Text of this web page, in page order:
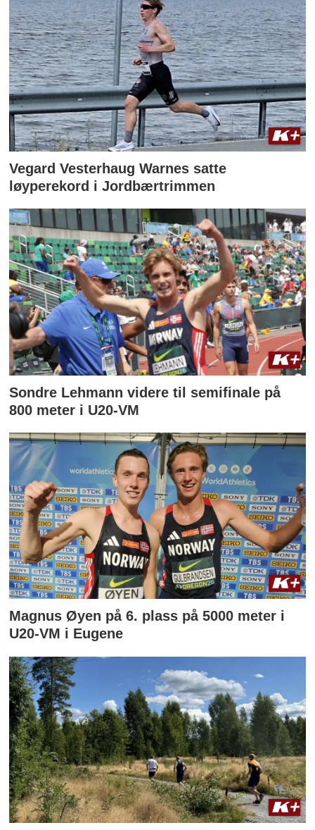
Vegard Vesterhaug Warnes satte
løyperekord i Jordbærtrimmen
Sondre Lehmann videre til semifinale på
800 meter i U20-VM
Magnus Øyen på 6. plass på 5000 meter i
U20-VM i Eugene